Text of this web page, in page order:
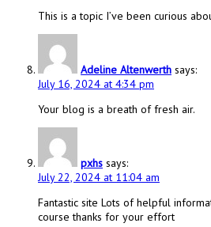
This is a topic I’ve been curious
Adeline Altenwerth says:
July 16, 2024 at 4:34 pm
Your blog is a breath of fresh air.
pxhs says:
July 22, 2024 at 11:04 am
Fantastic site Lots of helpful
course thanks for your effort